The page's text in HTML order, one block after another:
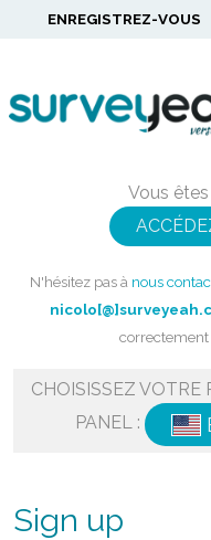
ENREGISTREZ-VOUS
Vous
N'hésitez pas à nous
correctement
CHOISISSEZ VOTRE
PANEL :
Sign up